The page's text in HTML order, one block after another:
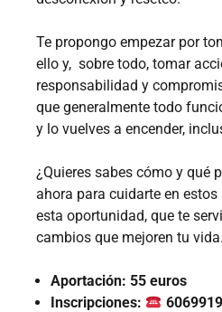
Te propongo empezar por
ello y, sobre todo, tomar
responsabilidad y
que generalmente todo
y lo vuelves a encender,
¿Quieres sabes cómo y qué
ahora para cuidarte en
esta oportunidad, que te
cambios que mejoren tu vida.
Aportación: 55 euros
Inscripciones: